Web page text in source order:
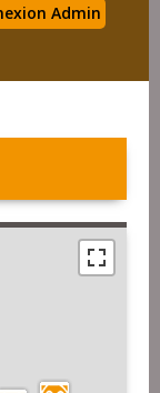
Admin